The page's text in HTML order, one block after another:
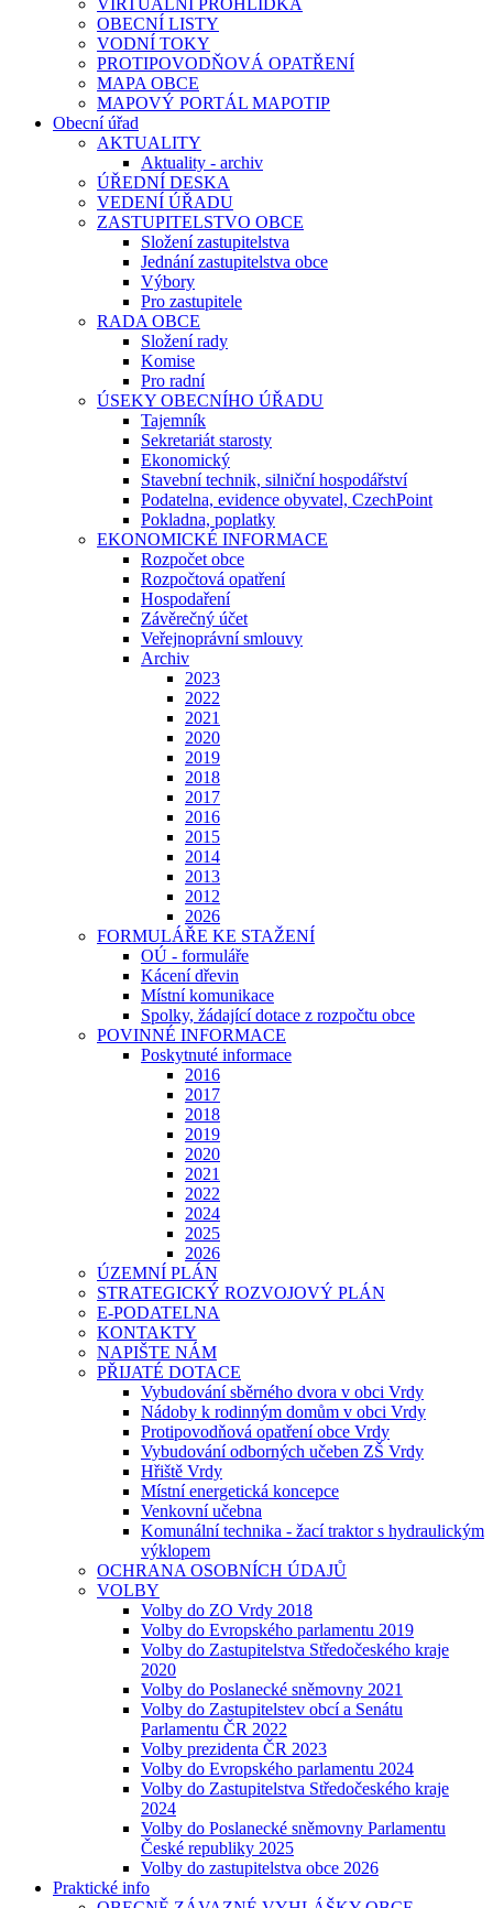
VIRTUÁLNÍ PROHLÍDKA
OBECNÍ LISTY
VODNÍ TOKY
PROTIPOVODŇOVÁ OPATŘENÍ
MAPA OBCE
MAPOVÝ PORTÁL MAPOTIP
Obecní úřad
AKTUALITY
Aktuality - archiv
ÚŘEDNÍ DESKA
VEDENÍ ÚŘADU
ZASTUPITELSTVO OBCE
Složení zastupitelstva
Jednání zastupitelstva obce
Výbory
Pro zastupitele
RADA OBCE
Složení rady
Komise
Pro radní
ÚSEKY OBECNÍHO ÚŘADU
Tajemník
Sekretariát starosty
Ekonomický
Stavební technik, silniční hospodářství
Podatelna, evidence obyvatel, CzechPoint
Pokladna, poplatky
EKONOMICKÉ INFORMACE
Rozpočet obce
Rozpočtová opatření
Hospodaření
Závěrečný účet
Veřejnoprávní smlouvy
Archiv
2023
2022
2021
2020
2019
2018
2017
2016
2015
2014
2013
2012
2026
FORMULÁŘE KE STAŽENÍ
OÚ - formuláře
Kácení dřevin
Místní komunikace
Spolky, žádající dotace z rozpočtu obce
POVINNÉ INFORMACE
Poskytnuté informace
2016
2017
2018
2019
2020
2021
2022
2024
2025
2026
ÚZEMNÍ PLÁN
STRATEGICKÝ ROZVOJOVÝ PLÁN
E-PODATELNA
KONTAKTY
NAPIŠTE NÁM
PŘIJATÉ DOTACE
Vybudování sběrného dvora v obci Vrdy
Nádoby k rodinným domům v obci Vrdy
Protipovodňová opatření obce Vrdy
Vybudování odborných učeben ZŠ Vrdy
Hřiště Vrdy
Místní energetická koncepce
Venkovní učebna
Komunální technika - žací traktor s hydraulickým
výklopem
OCHRANA OSOBNÍCH ÚDAJŮ
VOLBY
Volby do ZO Vrdy 2018
Volby do Evropského parlamentu 2019
Volby do Zastupitelstva Středočeského kraje
2020
Volby do Poslanecké sněmovny 2021
Volby do Zastupitelstev obcí a Senátu
Parlamentu ČR 2022
Volby prezidenta ČR 2023
Volby do Evropského parlamentu 2024
Volby do Zastupitelstva Středočeského kraje
2024
Volby do Poslanecké sněmovny Parlamentu
České republiky 2025
Volby do zastupitelstva obce 2026
Praktické info